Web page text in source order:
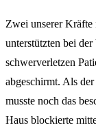
Zwei unserer
unterstützten bei
schwerverletzen
abgeschirmt. Als
musste noch das
Haus blockierte